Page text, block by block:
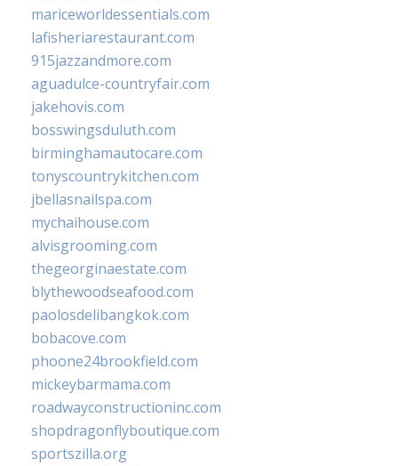
mariceworldessentials.com
lafisheriarestaurant.com
915jazzandmore.com
aguadulce-countryfair.com
jakehovis.com
bosswingsduluth.com
birminghamautocare.com
tonyscountrykitchen.com
jbellasnailspa.com
mychaihouse.com
alvisgrooming.com
thegeorginaestate.com
blythewoodseafood.com
paolosdelibangkok.com
bobacove.com
phoone24brookfield.com
mickeybarmama.com
roadwayconstructioninc.com
shopdragonflyboutique.com
sportszilla.org